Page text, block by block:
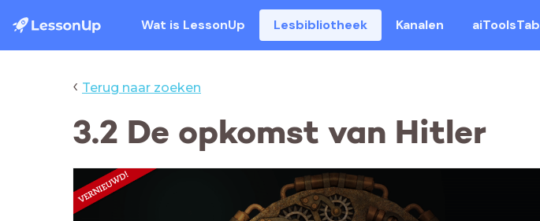
Wat is LessonUp Lesbibliotheek Kanalen aiToolsTab
‹ Terug naar zoeken
3.2 De opkomst van Hitler